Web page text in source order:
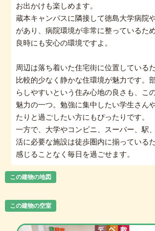
お出かけも楽しめます。
蔵本キャンパスに隣接して徳島大学病院
があり、病院環境が非常に整っているた
良時にも安心の環境ですよ。
周辺は落ち着いた住宅街に位置している
比較的少なく静かな住環境が魅力です。
らしやすいという住み心地の良さも、こ
魅力の一つ。勉強に集中したい学生さん
たりと過ごしたい方にもぴったりです。
一方で、大学やコンビニ、スーパー、駅
活に必要な施設は徒歩圏内に揃っている
感じることなく毎日を過ごせます。
この建物の地図
この建物の空室